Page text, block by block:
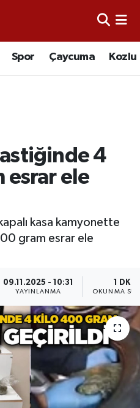
Spor Çaycuma Kozlu
4
esrar ele
kasa kamyonette
gram esrar ele
09.11.2025 - 10:31
YAYINLANMA
1 DK
OKUNMA
ve Fikstür